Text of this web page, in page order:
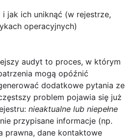
jak ich uniknąć (w rejestrze,
operacyjnych)
audyt to proces, w którym
mogą opóźnić
dodatkowe pytania ze
problem pojawia się już
nieaktualne lub niepełne
przypisane informacje (np.
prawna, dane kontaktowe